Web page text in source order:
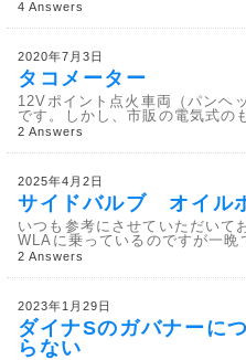
4 Answers
2020年7月3日
タコメーター
12Vポイント点火車両（パンヘ
です。しかし、市販の電気式の
2 Answers
2025年4月2日
サイドバルブ オイル
いつも参考にさせていただいて
WLAに乗っているのですが一晩
2 Answers
2023年1月29日
ダイナSのガバナーに
らない